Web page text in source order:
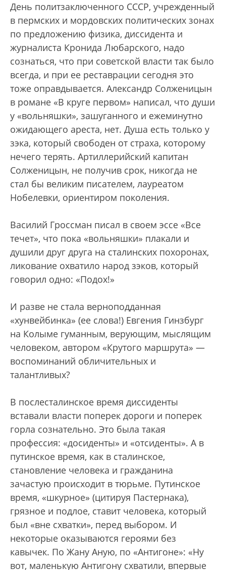
День политзаключенного СССР, учрежденный
в пермских и мордовских политических зонах
по предложению физика, диссидента и
журналиста Кронида Любарского, надо
сознаться, что при советской власти так было
всегда, и при ее реставрации сегодня это
тоже оправдывается. Александр Солженицын
в романе «В круге первом» написал, что души
у «вольняшки», зашуганного и ежеминутно
ожидающего ареста, нет. Душа есть только у
зэка, который свободен от страха, которому
нечего терять. Артиллерийский капитан
Солженицын, не получив срок, никогда не
стал бы великим писателем, лауреатом
Нобелевки, ориентиром поколения.
Василий Гроссман писал в своем эссе «Все
течет», что пока «вольняшки» плакали и
душили друг друга на сталинских похоронах,
ликование охватило народ зэков, который
говорил одно: «Подох!»
И разве не стала верноподданная
«хунвейбинка» (ее слова!) Евгения Гинзбург
на Колыме гуманным, верующим, мыслящим
человеком, автором «Крутого маршрута» —
воспоминаний обличительных и
талантливых?
В послесталинское время диссиденты
вставали власти поперек дороги и поперек
горла сознательно. Это была такая
профессия: «досиденты» и «отсиденты». А в
путинское время, как в сталинское,
становление человека и гражданина
зачастую происходит в тюрьме. Путинское
время, «шкурное» (цитируя Пастернака),
грязное и подлое, ставит человека, который
был «вне схватки», перед выбором. И
некоторые оказываются героями без
кавычек. По Жану Аную, по «Антигоне»: «Ну
вот, маленькую Антигону схватили, впервые